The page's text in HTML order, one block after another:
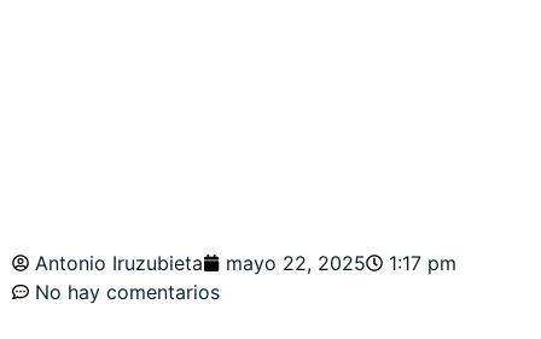
Antonio Iruzubieta mayo 22, 2025
1:17 pm
No hay comentarios